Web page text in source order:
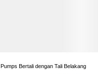
Pumps Bertali dengan Tali Belakang